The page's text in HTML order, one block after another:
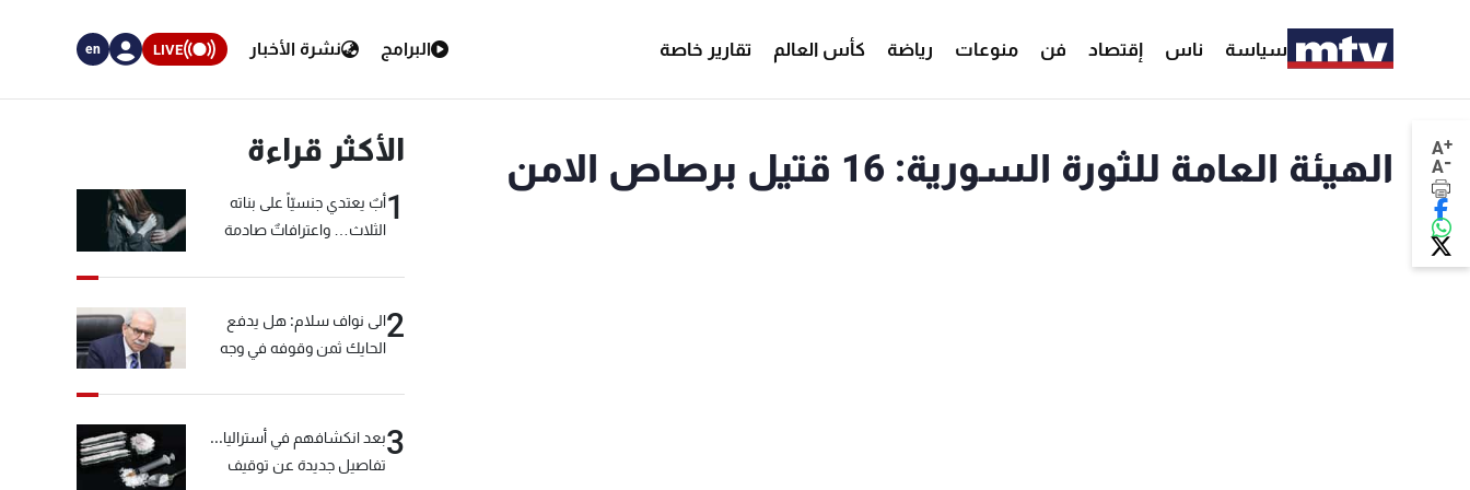
سياسة ناس إقتصاد فن منوعات رياضة كأس العالم تقارير خاصة البرامج نشرة الأخبار LIVE
en
A+
A- الهيئة العامة للثورة السورية: 16 قتيل برصاص الامن الأكثر قراءة
1أبٌ يعتدي جنسيّاً على بناته
الثلاث… واعترافاتٌ صادمة
2الى نواف سلام: هل يدفع
الحايك ثمن وقوفه في وجه
3بعد انكشافهم في أستراليا...
تفاصيل جديدة عن توقيف